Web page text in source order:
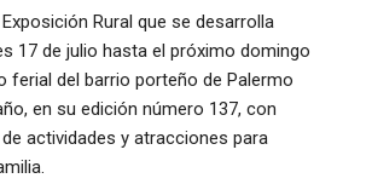
Rural que se desarrolla
17 de julio hasta el próximo domingo
ferial del barrio porteño de Palermo
en su edición número 137, con
actividades y atracciones para